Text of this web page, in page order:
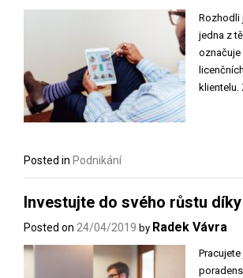
Rozhodli
jedna z
označuje
Posted in Podnikání
Investujte do svého růstu
Posted on 24/04/2019 by Radek Vávra